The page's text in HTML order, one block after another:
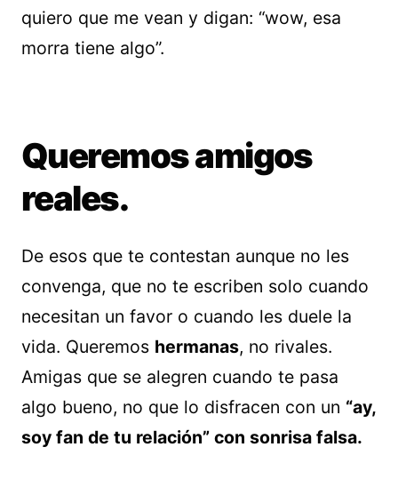
quiero que me vean y digan: “wow, esa
morra tiene algo”.
Queremos amigos
reales.
De esos que te contestan aunque no les
convenga, que no te escriben solo cuando
necesitan un favor o cuando les duele la
vida. Queremos hermanas, no rivales.
Amigas que se alegren cuando te pasa
algo bueno, no que lo disfracen con un “ay,
soy fan de tu relación” con sonrisa falsa.